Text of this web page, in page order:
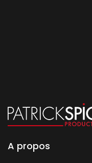
A propos